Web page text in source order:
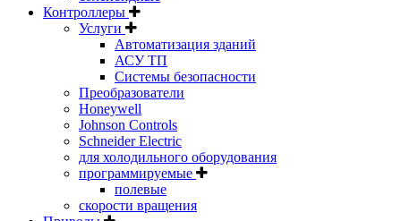
Контроллеры
Услуги
Автоматизация зданий
АСУ ТП
Системы безопасности
Преобразователи
Honeywell
Johnson Controls
Schneider Electric
для холодильного оборудования
программируемые
полевые
скорости вращения